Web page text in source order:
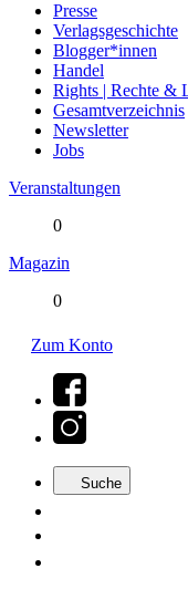
Presse
Verlagsgeschichte
Blogger*innen
Handel
Rights | Rechte &
Gesamtverzeichnis
Newsletter
Jobs
Veranstaltungen
0
Magazin
0
Zum Konto
Suche